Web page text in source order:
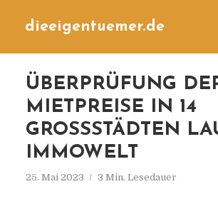
dieeigentuemer.de
ÜBERPRÜFUNG
MIETPREISE IN 14
GROSSSTÄDTEN
MMOWELT
25. Mai 2023 3 Min. Lesedauer